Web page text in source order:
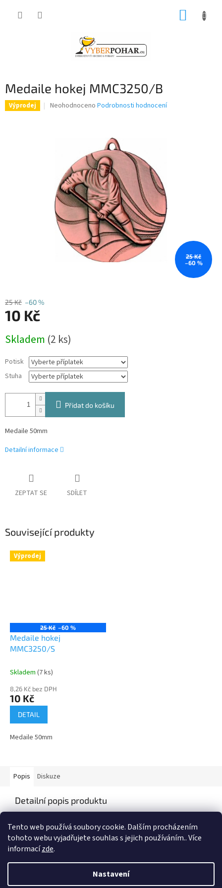
Tento web používá soubory cookie. Dalším procházením
tohoto webu vyjadřujete souhlas s jejich používáním.. Více
informacízde.
Nastavení
Medaile hokej MMC3250/B
Výprodej
Průměrné
hvězdiček.
Neohodnoceno Podrobnosti hodnocení
25 Kč
–60 %
25 Kč –60 %
10 Kč
cena:
Skladem (2 ks)
Potisk
Stuha
Přidat do košíku
Medaile 50mm
Detailní informace
ZEPTAT SE SDÍLET
Související produkty
Výprodej
25 Kč –60 %
Medaile hokej
MMC3250/S
Skladem (7 ks)
8,26 Kč bez DPH
10 Kč
DETAIL
Medaile 50mm
Popis Diskuze
Detailní popis produktu
Vytvořil Shoptet